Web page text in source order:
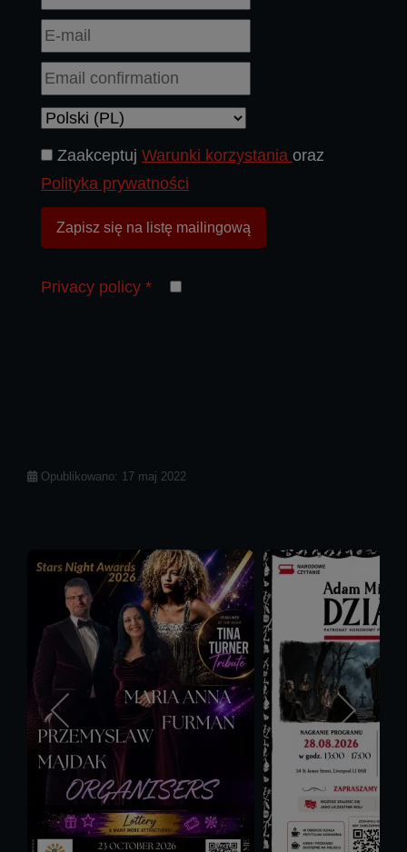
Zaakceptuj Warunki korzystania oraz
Polityka prywatności
Zapisz się na listę mailingową
Privacy policy *
Szczegóły
Opublikowano: 17 maj 2022